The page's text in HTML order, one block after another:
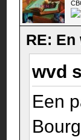
RE:
wvd
Een